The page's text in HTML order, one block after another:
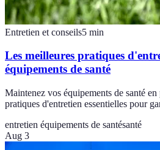
Entretien et conseils5 min
Les meilleures pratiques
équipements de santé
Maintenez vos équipements de santé en
pratiques d'entretien essentielles pour
entretien équipements de santésanté
Aug 3